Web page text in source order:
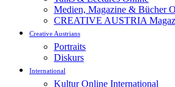
Medien, Magazine & Bücher
CREATIVE AUSTRIA
Creative Austrians
Portraits
Diskurs
International
Kultur Online International